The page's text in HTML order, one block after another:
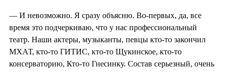
— И невозможно. Я сразу объясню. Во-первых, да, все
время это подчеркиваю, что у нас профессиональный
театр. Наши актеры, музыканты, певцы кто-то закончил
МХАТ, кто-то ГИТИС, кто-то Щукинское, кто-то
консерваторию, Кто-то Гнесинку. Состав серьезный, очень